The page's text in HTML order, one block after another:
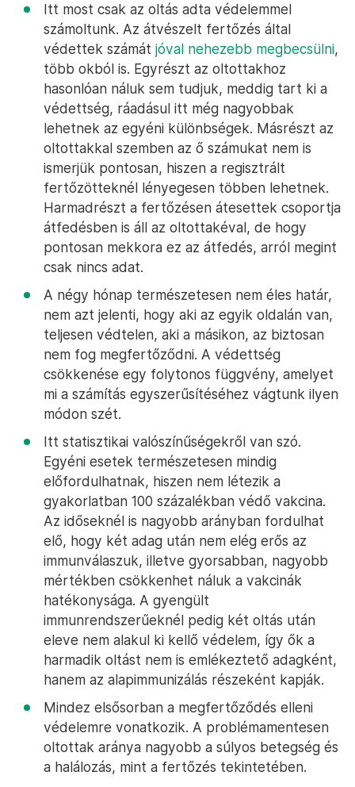
Itt most csak az oltás adta védelemmel
számoltunk. Az átvészelt fertőzés által
védettek számát jóval nehezebb megbecsülni,
több okból is. Egyrészt az oltottakhoz
hasonlóan náluk sem tudjuk, meddig tart ki a
védettség, ráadásul itt még nagyobbak
lehetnek az egyéni különbségek. Másrészt az
oltottakkal szemben az ő számukat nem is
ismerjük pontosan, hiszen a regisztrált
fertőzötteknél lényegesen többen lehetnek.
Harmadrészt a fertőzésen átesettek csoportja
átfedésben is áll az oltottakéval, de hogy
pontosan mekkora ez az átfedés, arról megint
csak nincs adat.
A négy hónap természetesen nem éles határ,
nem azt jelenti, hogy aki az egyik oldalán van,
teljesen védtelen, aki a másikon, az biztosan
nem fog megfertőződni. A védettség
csökkenése egy folytonos függvény, amelyet
mi a számítás egyszerűsítéséhez vágtunk ilyen
módon szét.
Itt statisztikai valószínűségekről van szó.
Egyéni esetek természetesen mindig
előfordulhatnak, hiszen nem létezik a
gyakorlatban 100 százalékban védő vakcina.
Az időseknél is nagyobb arányban fordulhat
elő, hogy két adag után nem elég erős az
immunválaszuk, illetve gyorsabban, nagyobb
mértékben csökkenhet náluk a vakcinák
hatékonysága. A gyengült
immunrendszerűeknél pedig két oltás után
eleve nem alakul ki kellő védelem, így ők a
harmadik oltást nem is emlékeztető adagként,
hanem az alapimmunizálás részeként kapják.
Mindez elsősorban a megfertőződés elleni
védelemre vonatkozik. A problémamentesen
oltottak aránya nagyobb a súlyos betegség és
a halálozás, mint a fertőzés tekintetében.